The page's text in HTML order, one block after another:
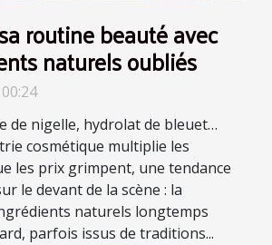
routine beauté avec
naturels oubliés
de nigelle, hydrolat de bleuet…
cosmétique multiplie les
les prix grimpent, une tendance
le devant de la scène : la
naturels longtemps
parfois issus de traditions...